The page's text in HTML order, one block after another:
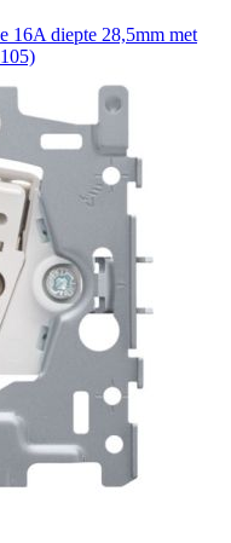
16A diepte 28,5mm met